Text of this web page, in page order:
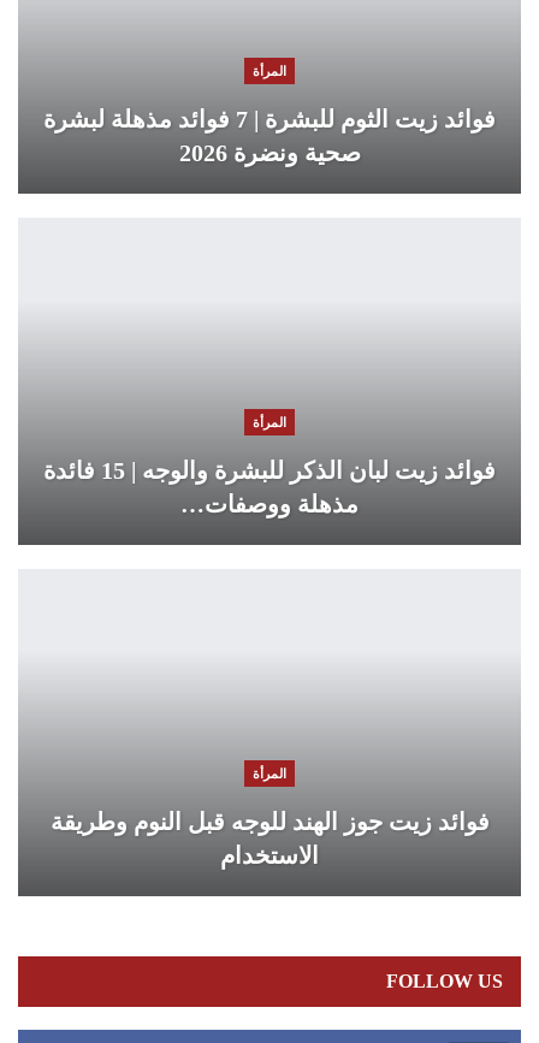
المرأة
فوائد زيت الثوم للبشرة | 7 فوائد مذهلة لبشرة
صحية ونضرة 2026
المرأة
فوائد زيت لبان الذكر للبشرة والوجه | 15 فائدة
مذهلة ووصفات…
المرأة
فوائد زيت جوز الهند للوجه قبل النوم وطريقة
الاستخدام
FOLLOW US